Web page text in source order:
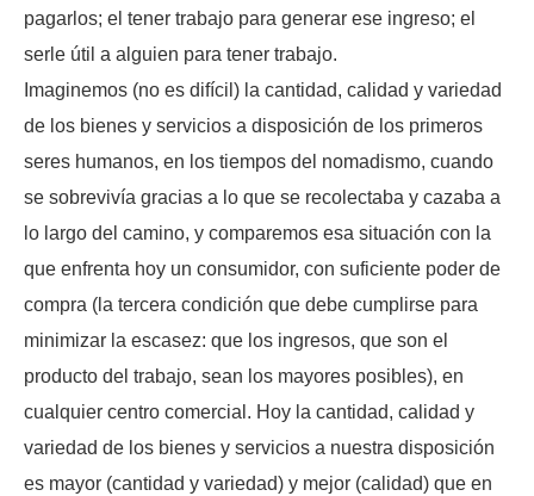
pagarlos; el tener trabajo para generar ese ingreso; el
serle útil a alguien para tener trabajo.
Imaginemos (no es difícil) la cantidad, calidad y variedad
de los bienes y servicios a disposición de los primeros
seres humanos, en los tiempos del nomadismo, cuando
se sobrevivía gracias a lo que se recolectaba y cazaba a
lo largo del camino, y comparemos esa situación con la
que enfrenta hoy un consumidor, con suficiente poder de
compra (la tercera condición que debe cumplirse para
minimizar la escasez: que los ingresos, que son el
producto del trabajo, sean los mayores posibles), en
cualquier centro comercial. Hoy la cantidad, calidad y
variedad de los bienes y servicios a nuestra disposición
es mayor (cantidad y variedad) y mejor (calidad) que en